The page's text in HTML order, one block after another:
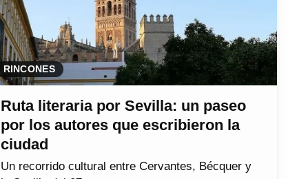
RINCONES
Ruta literaria por Sevilla: un paseo
por los autores que escribieron la
ciudad
Un recorrido cultural entre Cervantes, Bécquer y